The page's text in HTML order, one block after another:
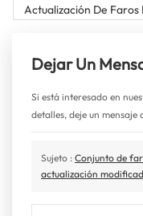
Actualización De
Dejar Un
Si está interesado en
detalles, deje un mensaje
Sujeto : Conjunto de
actualización